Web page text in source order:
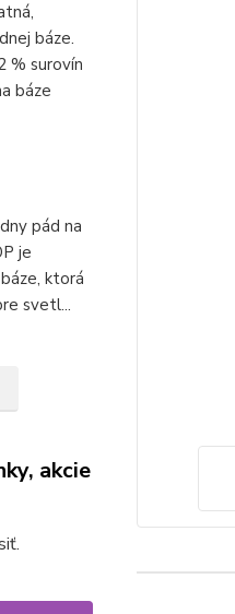
báze.
% surovín
báze
pád na
je
ktorá
svetl...
akcie